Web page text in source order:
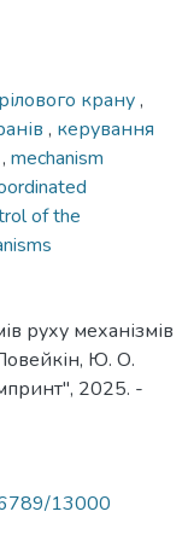
крану,
, керування
, mechanism
of the
руху механізмів
Ю. О.
2025. -
13000